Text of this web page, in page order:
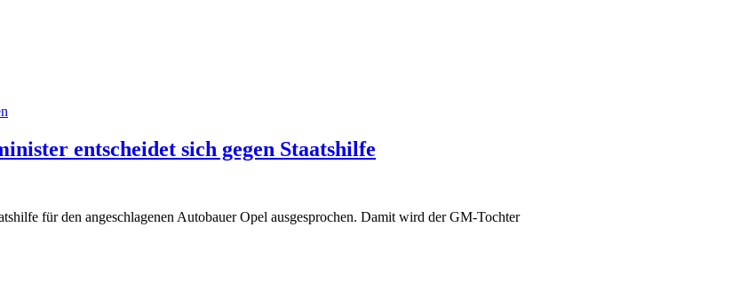
entscheidet sich gegen Staatshilfe
für den angeschlagenen Autobauer Opel ausgesprochen. Damit wird der GM-Tochter